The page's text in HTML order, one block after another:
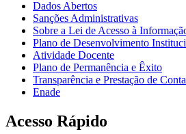
Dados Abertos
Sanções Administrativas
Sobre a Lei de Acesso à
Plano de Desenvolvimento
Atividade Docente
Plano de Permanência e Êxito
Transparência e Prestação de
Enade
Acesso Rápido